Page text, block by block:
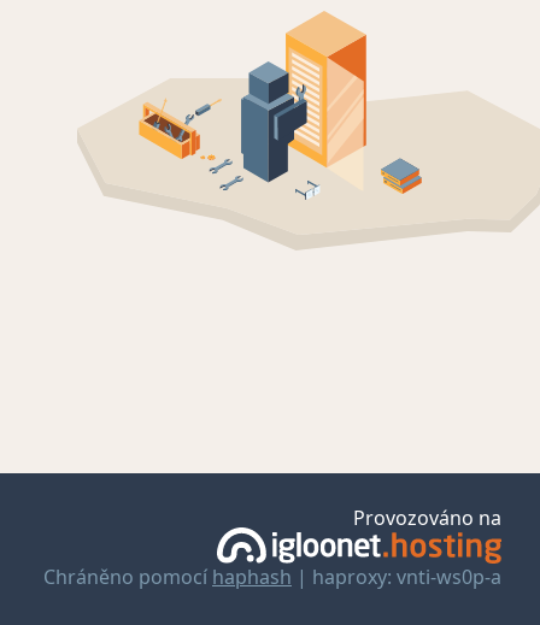
Provozováno na
Chráněno pomocí haphash | haproxy: vnti-ws0p-a